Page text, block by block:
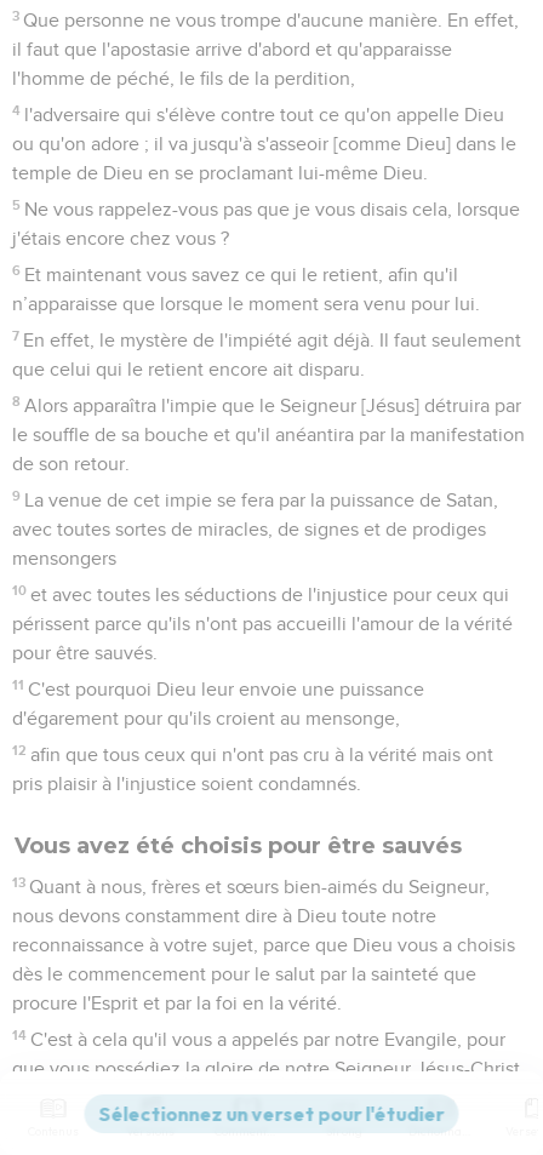
3 Que personne ne vous trompe d'aucune manière. En effet,
il faut que l'apostasie arrive d'abord et qu'apparaisse
l'homme de péché, le fils de la perdition,
4 l'adversaire qui s'élève contre tout ce qu'on appelle Dieu
ou qu'on adore ; il va jusqu'à s'asseoir [comme Dieu] dans le
temple de Dieu en se proclamant lui-même Dieu.
5 Ne vous rappelez-vous pas que je vous disais cela, lorsque
j'étais encore chez vous ?
6 Et maintenant vous savez ce qui le retient, afin qu'il
n’apparaisse que lorsque le moment sera venu pour lui.
7 En effet, le mystère de l'impiété agit déjà. Il faut seulement
que celui qui le retient encore ait disparu.
8 Alors apparaîtra l'impie que le Seigneur [Jésus] détruira par
le souffle de sa bouche et qu'il anéantira par la manifestation
de son retour.
9 La venue de cet impie se fera par la puissance de Satan,
avec toutes sortes de miracles, de signes et de prodiges
mensongers
10 et avec toutes les séductions de l'injustice pour ceux qui
périssent parce qu'ils n'ont pas accueilli l'amour de la vérité
pour être sauvés.
11 C'est pourquoi Dieu leur envoie une puissance
d'égarement pour qu'ils croient au mensonge,
12 afin que tous ceux qui n'ont pas cru à la vérité mais ont
pris plaisir à l'injustice soient condamnés.
Vous avez été choisis pour être sauvés
13 Quant à nous, frères et sœurs bien-aimés du Seigneur,
nous devons constamment dire à Dieu toute notre
reconnaissance à votre sujet, parce que Dieu vous a choisis
dès le commencement pour le salut par la sainteté que
procure l'Esprit et par la foi en la vérité.
14 C'est à cela qu'il vous a appelés par notre Evangile, pour
que vous possédiez la gloire de notre Seigneur Jésus-Christ.
Ainsi donc, frères et sœurs, tenez ferme et retenez les
enseignements que nous vous avons transmis, soit
Versions Commentaires Strong